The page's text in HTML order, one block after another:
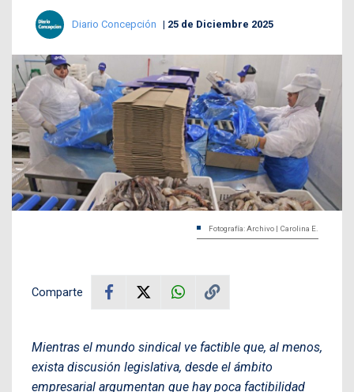
Diario Concepción 25 de Diciembre 2025
Fotografía: Archivo | Carolina E.
Comparte
Mientras el mundo sindical ve factible que, al menos,
exista discusión legislativa, desde el ámbito
empresarial argumentan que hay poca factibilidad